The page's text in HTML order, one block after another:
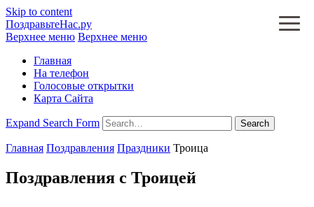
Skip to content
ПоздравьтеНас.ру
Верхнее меню Верхнее меню
Главная
На телефон
Голосовые открытки
Карта Сайта
Expand Search Form Search
Главная Поздравления Праздники Троица
Поздравления с Троицей